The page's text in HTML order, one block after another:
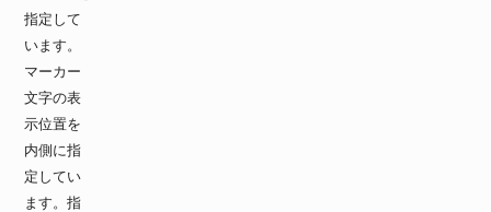
指定して
います。
マーカー
文字の表
示位置を
内側に指
定してい
ます。指